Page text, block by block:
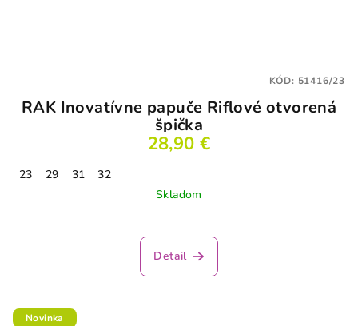
RAK Inovatívne papuče Riflové otvorená
špička
28,90 €
23 29 31
32
Skladom
Detail
KÓD: 51416/23
Novinka